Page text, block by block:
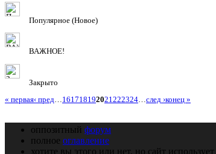
Популярное (Новое)
ВАЖНОЕ!
Закрыто
« первая‹ пред…161718192021222324…след ›конец »
оппозитный форум
полное оглавление
хотите вы этого или нет, но сайт использует